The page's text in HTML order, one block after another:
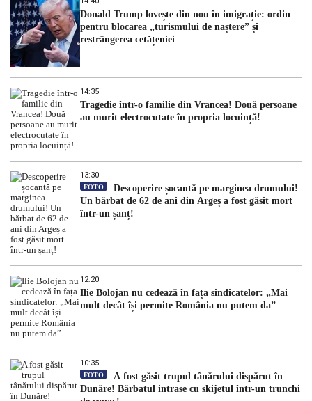
Donald Trump lovește din nou în imigrație: ordin
pentru blocarea „turismului de naștere” și
restrângerea cetățeniei
14:35
Tragedie într-o familie din Vrancea! Două persoane
au murit electrocutate în propria locuință!
13:30
FOTO
Descoperire șocantă pe marginea drumului!
Un bărbat de 62 de ani din Argeș a fost găsit mort
într-un șanț!
12:20
Ilie Bolojan nu cedează în fața sindicatelor: „Mai
mult decât își permite România nu putem da”
10:35
FOTO
A fost găsit trupul tânărului dispărut în
Dunăre! Bărbatul intrase cu skijetul într-un trunchi